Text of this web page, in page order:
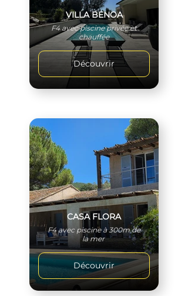
VILLA BENOA
F4 avec piscine privée et
chauffée
Découvrir
CASA FLORA
F4 avec piscine à 300m de
la mer
Découvrir